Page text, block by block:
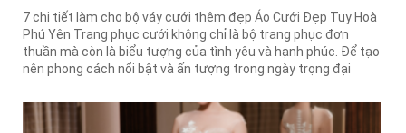
7 chi tiết làm cho bộ váy cưới thêm đẹp Áo Cưới Đẹp Tuy Hoà
Phú Yên Trang phục cưới không chỉ là bộ trang phục đơn
thuần mà còn là biểu tượng của tình yêu và hạnh phúc. Để tạo
nên phong cách nổi bật và ấn tượng trong ngày trọng đại